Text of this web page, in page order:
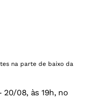
na parte de baixo da
20/08, às 19h, no